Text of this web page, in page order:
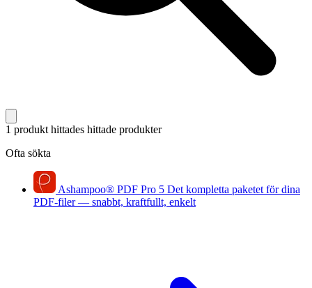
1 produkt hittades hittade produkter
Ofta sökta
Ashampoo® PDF Pro 5 Det kompletta paketet för dina
PDF-filer — snabbt, kraftfullt, enkelt